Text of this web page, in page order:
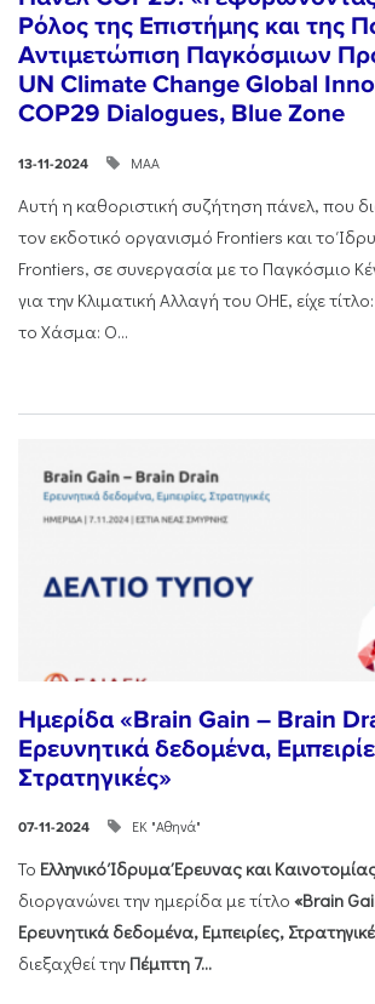
Ρόλος της Επιστήμης και της
Αντιμετώπιση Παγκόσμιων
UN Climate Change Global
COP29 Dialogues, Blue Zone
13-11-2024 ΜΑΑ
Αυτή η καθοριστική συζήτηση πάνελ, που
τον εκδοτικό οργανισμό Frontiers και το
Frontiers, σε συνεργασία με το Παγκόσμιο
για την Κλιματική Αλλαγή του ΟΗΕ, είχε
το Χάσμα: Ο...
Ημερίδα «Brain Gain – Brain
Ερευνητικά δεδομένα,
Στρατηγικές»
07-11-2024 ΕΚ "Αθηνά"
Το Ελληνικό Ίδρυμα Έρευνας και
διοργανώνει την ημερίδα με τίτλο «Brain
Ερευνητικά δεδομένα, Εμπειρίες,
διεξαχθεί την Πέμπτη 7...